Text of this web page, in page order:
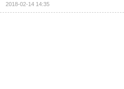
2018-02-14 14:35